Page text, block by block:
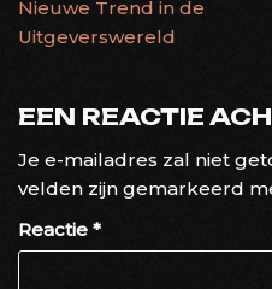
Nieuwe Trend in de
Uitgeverswereld
EEN REACTIE
Je e-mailadres zal niet
velden zijn gemarkeerd
Reactie *